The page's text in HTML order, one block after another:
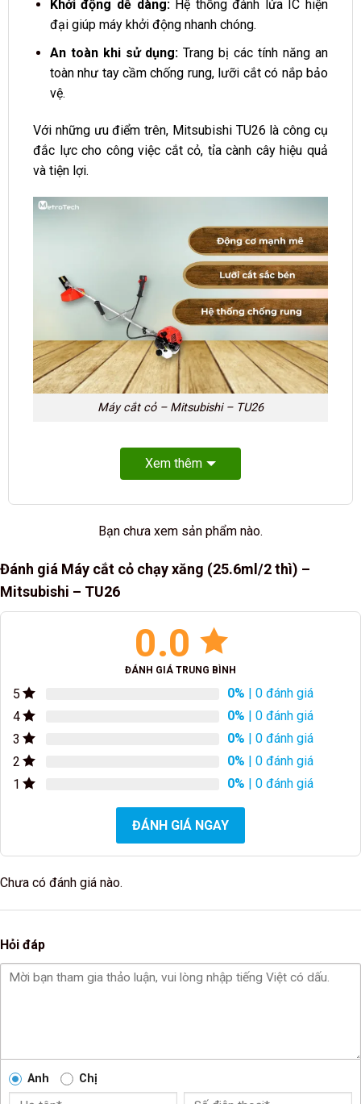
Khởi động dễ dàng:Hệ thống đánh lửa IC hiện
đại giúp máy khởi động nhanh chóng.
An toàn khi sử dụng: Trang bị các tính năng an
toàn như tay cầm chống rung, lưỡi cắt có nắp bảo
vệ.
Với những ưu điểm trên, Mitsubishi TU26 là công cụ
đắc lực cho công việc cắt cỏ, tỉa cành cây hiệu quả
và tiện lợi.
Máy cắt cỏ – Mitsubishi – TU26
Xem thêm
Bạn chưa xem sản phẩm nào.
Đánh giá Máy cắt cỏ chạy xăng (25.6ml/2 thì) –
Mitsubishi – TU26
0.0
ĐÁNH GIÁ TRUNG BÌNH
5 0% | 0 đánh giá
4
0% | 0 đánh giá
3
0% | 0 đánh giá
2
0% | 0 đánh giá
1
0% | 0 đánh giá
ĐÁNH GIÁ NGAY
Chưa có đánh giá nào.
Hỏi đáp
Anh Chị